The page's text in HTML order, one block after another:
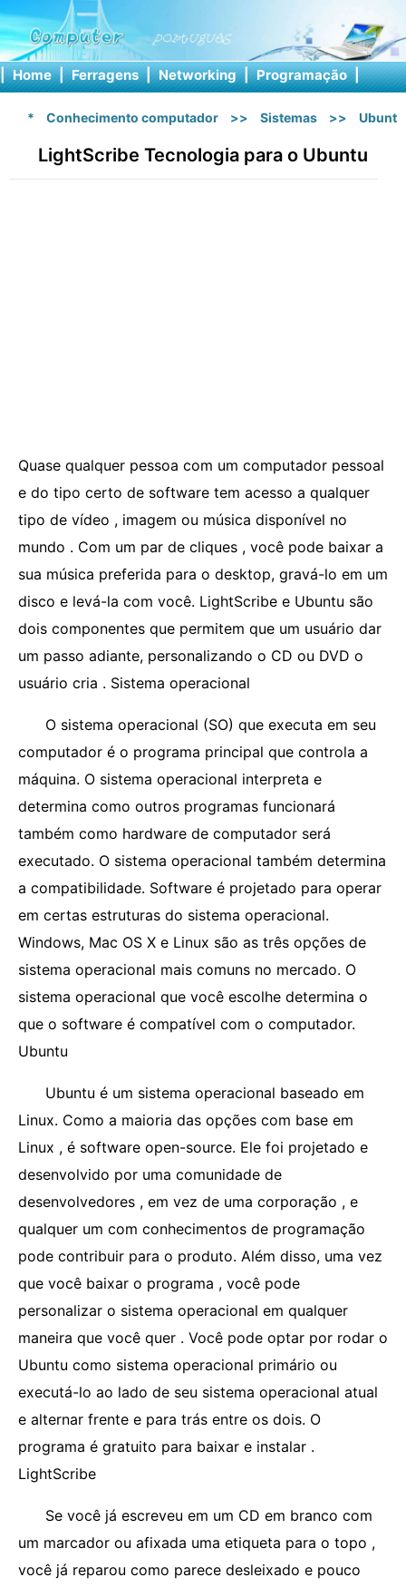
| Home | Ferragens | Networking | Programação |
* Conhecimento computador >> Sistemas >> Ubuntu
LightScribe Tecnologia para o Ubuntu
Quase qualquer pessoa com um computador pessoal
e do tipo certo de software tem acesso a qualquer
tipo de vídeo , imagem ou música disponível no
mundo . Com um par de cliques , você pode baixar a
sua música preferida para o desktop, gravá-lo em um
disco e levá-la com você. LightScribe e Ubuntu são
dois componentes que permitem que um usuário dar
um passo adiante, personalizando o CD ou DVD o
usuário cria . Sistema operacional
O sistema operacional (SO) que executa em seu
computador é o programa principal que controla a
máquina. O sistema operacional interpreta e
determina como outros programas funcionará
também como hardware de computador será
executado. O sistema operacional também determina
a compatibilidade. Software é projetado para operar
em certas estruturas do sistema operacional.
Windows, Mac OS X e Linux são as três opções de
sistema operacional mais comuns no mercado. O
sistema operacional que você escolhe determina o
que o software é compatível com o computador.
Ubuntu
Ubuntu é um sistema operacional baseado em
Linux. Como a maioria das opções com base em
Linux , é software open-source. Ele foi projetado e
desenvolvido por uma comunidade de
desenvolvedores , em vez de uma corporação , e
qualquer um com conhecimentos de programação
pode contribuir para o produto. Além disso, uma vez
que você baixar o programa , você pode
personalizar o sistema operacional em qualquer
maneira que você quer . Você pode optar por rodar o
Ubuntu como sistema operacional primário ou
executá-lo ao lado de seu sistema operacional atual
e alternar frente e para trás entre os dois. O
programa é gratuito para baixar e instalar .
LightScribe
Se você já escreveu em um CD em branco com
um marcador ou afixada uma etiqueta para o topo ,
você já reparou como parece desleixado e pouco